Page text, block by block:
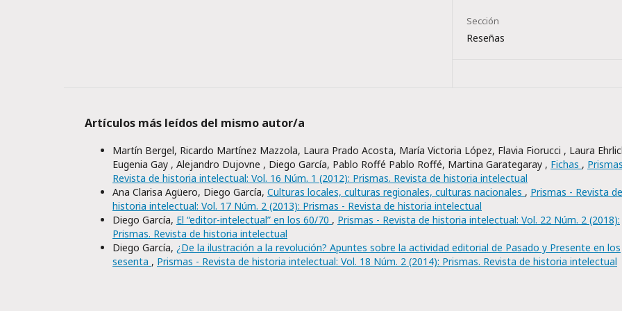
Sección
Reseñas
Artículos más leídos del mismo autor/a
Martín Bergel, Ricardo Martínez Mazzola, Laura Prado Acosta, María Victoria López, Flavia Fiorucci , Laura
Eugenia Gay , Alejandro Dujovne , Diego García, Pablo Roffé Pablo Roffé, Martina Garategaray , Fichas ,
Revista de historia intelectual: Vol. 16 Núm. 1 (2012): Prismas. Revista de historia intelectual
Ana Clarisa Agüero, Diego García, Culturas locales, culturas regionales, culturas nacionales , Prismas - Revista de
historia intelectual: Vol. 17 Núm. 2 (2013): Prismas - Revista de historia intelectual
Diego García, El “editor-intelectual” en los 60/70 , Prismas - Revista de historia intelectual: Vol. 22 Núm. 2 (2018):
Prismas. Revista de historia intelectual
Diego García, ¿De la ilustración a la revolución? Apuntes sobre la actividad editorial de Pasado y Presente en los
sesenta , Prismas - Revista de historia intelectual: Vol. 18 Núm. 2 (2014): Prismas. Revista de historia intelectual